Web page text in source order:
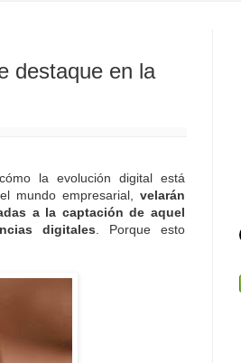
destaque en la
la evolución digital está
mundo empresarial, velarán
a la captación de aquel
digitales . Porque esto